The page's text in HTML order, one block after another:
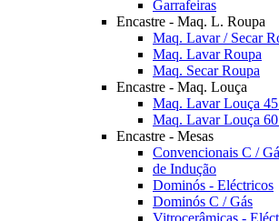
Garrafeiras
Encastre - Maq. L. Roupa
Maq. Lavar / Secar
Maq. Lavar Roupa
Maq. Secar Roupa
Encastre - Maq. Louça
Maq. Lavar Louça
Maq. Lavar Louça
Encastre - Mesas
Convencionais C /
de Indução
Dominós - Eléctricos
Dominós C / Gás
Vitrocerâmicas -